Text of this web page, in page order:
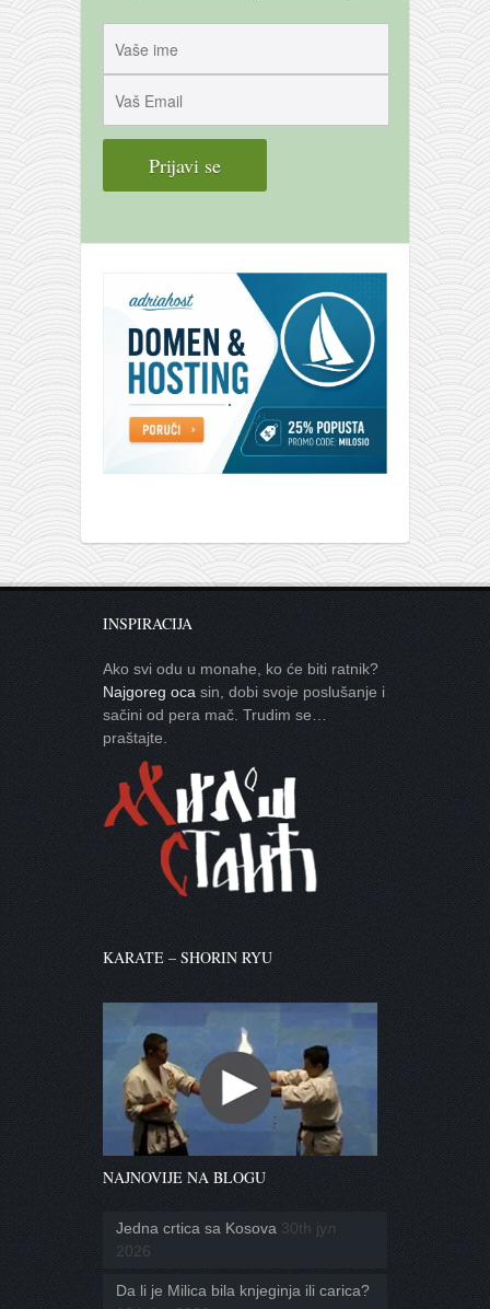
moja priča
fotke
kontakt
INSPIRACIJA
Ako svi odu u monahe, ko će biti ratnik?
Najgoreg oca sin, dobi svoje poslušanje i
sačini od pera mač. Trudim se…
praštajte.
KARATE – SHORIN RYU
NAJNOVIJE NA BLOGU
Jedna crtica sa Kosova 30th јул
2026
Da li je Milica bila knjeginja ili carica?